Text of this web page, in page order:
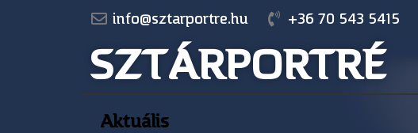
info@sztarportre.hu +36 70 543 5415
SZTÁRPORTRÉ
Aktuális